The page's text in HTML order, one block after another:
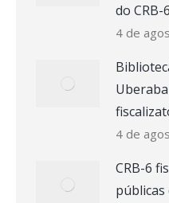
do CRB-6
4 de
4 de
CRB-6
públicas